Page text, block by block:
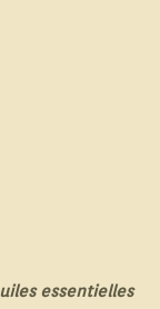
essentielles